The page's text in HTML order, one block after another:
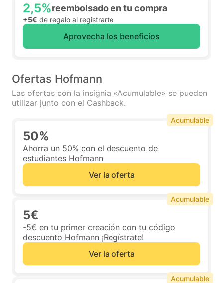
2,5%reembolsado en tu compra
+5€ de regalo al registrarte
Aprovecha los beneficios
Ofertas Hofmann
Las ofertas con la insignia «Acumulable» se pueden
utilizar junto con el Cashback.
50%
Ahorra un 50% con el descuento de
estudiantes Hofmann
Ver la oferta
Acumulable
5€
-5€ en tu primer creación con tu código
descuento Hofmann ¡Regístrate!
Ver la oferta
Acumulable
Acumulable